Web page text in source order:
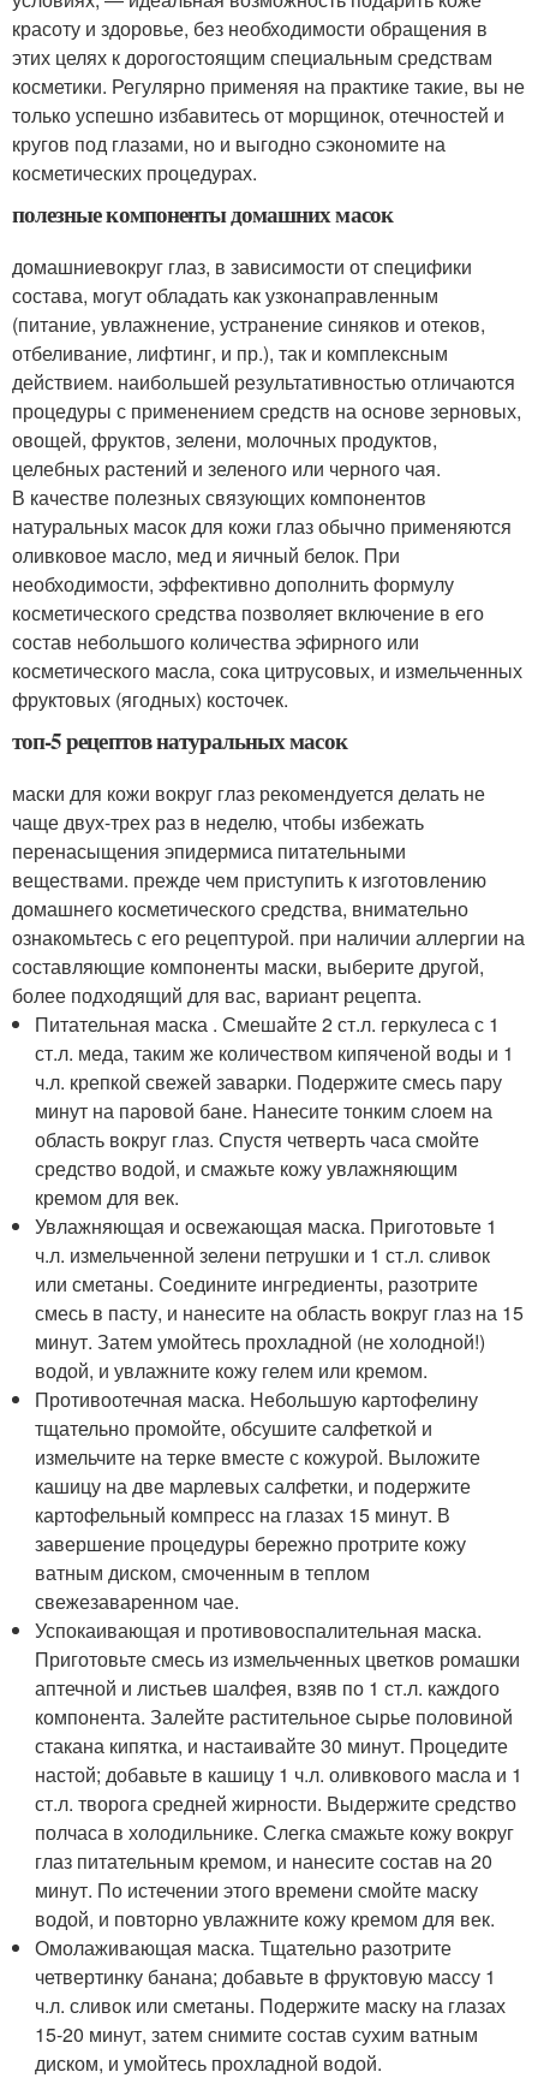
красоту и здоровье, без необходимости обращения в
этих целях к дорогостоящим специальным средствам
косметики. Регулярно применяя на практике такие, вы не
только успешно избавитесь от морщинок, отечностей и
кругов под глазами, но и выгодно сэкономите на
косметических процедурах.
полезные компоненты домашних масок
домашниевокруг глаз, в зависимости от специфики
состава, могут обладать как узконаправленным
(питание, увлажнение, устранение синяков и отеков,
отбеливание, лифтинг, и пр.), так и комплексным
действием. наибольшей результативностью отличаются
процедуры с применением средств на основе зерновых,
овощей, фруктов, зелени, молочных продуктов,
целебных растений и зеленого или черного чая.
В качестве полезных связующих компонентов
натуральных масок для кожи глаз обычно применяются
оливковое масло, мед и яичный белок. При
необходимости, эффективно дополнить формулу
косметического средства позволяет включение в его
состав небольшого количества эфирного или
косметического масла, сока цитрусовых, и измельченных
фруктовых (ягодных) косточек.
топ-5 рецептов натуральных масок
маски для кожи вокруг глаз рекомендуется делать не
чаще двух-трех раз в неделю, чтобы избежать
перенасыщения эпидермиса питательными
веществами. прежде чем приступить к изготовлению
домашнего косметического средства, внимательно
ознакомьтесь с его рецептурой. при наличии аллергии на
составляющие компоненты маски, выберите другой,
более подходящий для вас, вариант рецепта.
Питательная маска . Смешайте 2 ст.л. геркулеса с 1
ст.л. меда, таким же количеством кипяченой воды и 1
ч.л. крепкой свежей заварки. Подержите смесь пару
минут на паровой бане. Нанесите тонким слоем на
область вокруг глаз. Спустя четверть часа смойте
средство водой, и смажьте кожу увлажняющим
кремом для век.
Увлажняющая и освежающая маска. Приготовьте 1
ч.л. измельченной зелени петрушки и 1 ст.л. сливок
или сметаны. Соедините ингредиенты, разотрите
смесь в пасту, и нанесите на область вокруг глаз на 15
минут. Затем умойтесь прохладной (не холодной!)
водой, и увлажните кожу гелем или кремом.
Противоотечная маска. Небольшую картофелину
тщательно промойте, обсушите салфеткой и
измельчите на терке вместе с кожурой. Выложите
кашицу на две марлевых салфетки, и подержите
картофельный компресс на глазах 15 минут. В
завершение процедуры бережно протрите кожу
ватным диском, смоченным в теплом
свежезаваренном чае.
Успокаивающая и противовоспалительная маска.
Приготовьте смесь из измельченных цветков ромашки
аптечной и листьев шалфея, взяв по 1 ст.л. каждого
компонента. Залейте растительное сырье половиной
стакана кипятка, и настаивайте 30 минут. Процедите
настой; добавьте в кашицу 1 ч.л. оливкового масла и 1
ст.л. творога средней жирности. Выдержите средство
полчаса в холодильнике. Слегка смажьте кожу вокруг
глаз питательным кремом, и нанесите состав на 20
минут. По истечении этого времени смойте маску
водой, и повторно увлажните кожу кремом для век.
Омолаживающая маска. Тщательно разотрите
четвертинку банана; добавьте в фруктовую массу 1
ч.л. сливок или сметаны. Подержите маску на глазах
15-20 минут, затем снимите состав сухим ватным
диском, и умойтесь прохладной водой.